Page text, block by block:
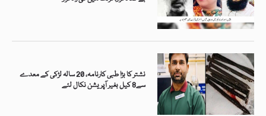
نشتر کا بڑا طبی کارنامہ، 20 سالہ لڑکی کے معدے
سے8 کیل بغیر آپریشن نکال لئے